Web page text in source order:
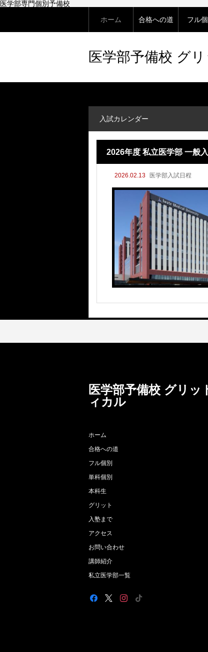
医学部専門個別予備校
ホーム
合格への道 フル
医学部予備校 グ
入試カレンダー
2026年度 私立医学部 一般
2026.02.13 医学部入試日程
医学部予備校 グリッ
ィカル
ホーム
合格への道
フル個別
単科個別
本科生
グリット
入塾まで
アクセス
お問い合わせ
講師紹介
私立医学部一覧